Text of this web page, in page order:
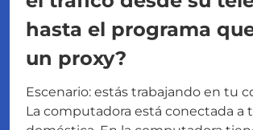
hasta el programa
un proxy?
Escenario: estás trabajando en tu
La computadora está conectada a